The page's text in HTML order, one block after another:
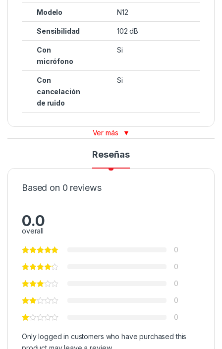
Modelo N12
Sensibilidad 102 dB
Con
micrófono
Si
Con
cancelación
de ruido
Si
Ver más ▼
Reseñas
Based on 0 reviews
0.0
overall
0
0
0
0
0
Only logged in customers who have purchased this